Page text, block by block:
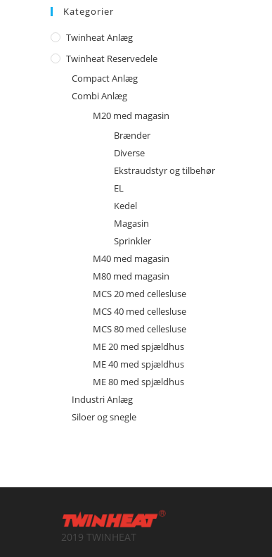
Kategorier
Twinheat Anlæg
Twinheat Reservedele
Compact Anlæg
Combi Anlæg
M20 med magasin
Brænder
Diverse
Ekstraudstyr og tilbehør
EL
Kedel
Magasin
Sprinkler
M40 med magasin
M80 med magasin
MCS 20 med cellesluse
MCS 40 med cellesluse
MCS 80 med cellesluse
ME 20 med spjældhus
ME 40 med spjældhus
ME 80 med spjældhus
Industri Anlæg
Siloer og snegle
2019 TWINHEAT